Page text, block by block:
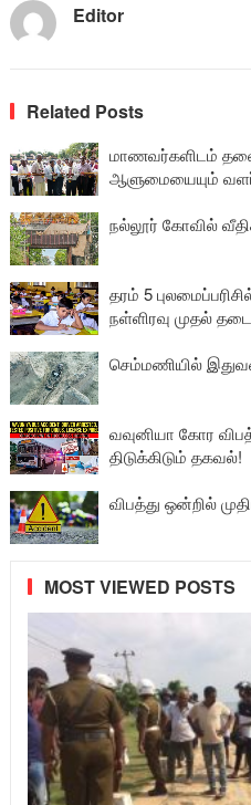
Editor
Related Posts
மாணவர்களிடம்
ஆளுமையையும்
நல்லூர் கோவில்
தரம் 5
நள்ளிரவு முதல்
செம்மணியில்
வவுனியா கோர
திடுக்கிடும் தகவல்!
விபத்து ஒன்றில்
MOST VIEWED POSTS